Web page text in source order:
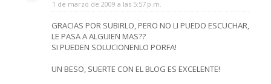
1 de marzo de 2009 a las 5:57 p.m.
GRACIAS POR SUBIRLO, PERO NO LI PUEDO ESCUCHAR,
LE PASA A ALGUIEN MAS??
SI PUEDEN SOLUCIONENLO PORFA!
UN BESO, SUERTE CON EL BLOG ES EXCELENTE!